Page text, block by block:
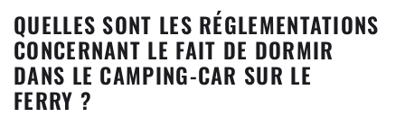
QUELLES SONT LES RÉGLEMENTATIONS
CONCERNANT LE FAIT DE DORMIR
DANS LE CAMPING-CAR SUR LE
FERRY ?